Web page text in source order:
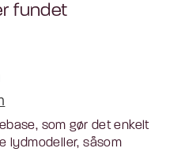
fundet
som gør det enkelt
såsom